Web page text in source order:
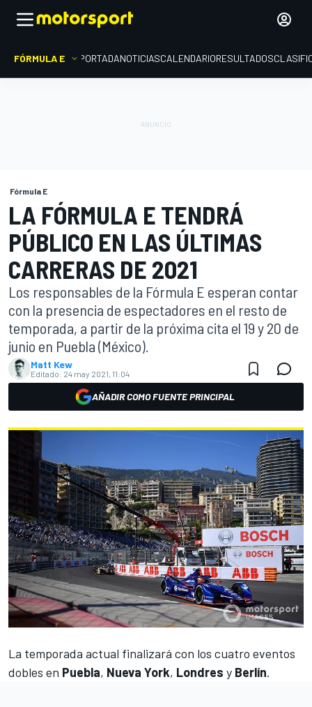
FÓRMULA E PORTADANOTICIASCALENDARIORESULTADOS
Fórmula E
LA FÓRMULA E TENDRÁ
PÚBLICO EN LAS ÚLTIMAS
CARRERAS DE 2021
Los responsables de la Fórmula E esperan contar
con la presencia de espectadores en el resto de
temporada, a partir de la próxima cita el 19 y 20 de
junio en Puebla (México).
Matt Kew
Editado: 24 may 2021, 11:04
AÑADIR COMO FUENTE PRINCIPAL
La temporada actual finalizará con los cuatro eventos
dobles en Puebla, Nueva York, Londres y Berlín.